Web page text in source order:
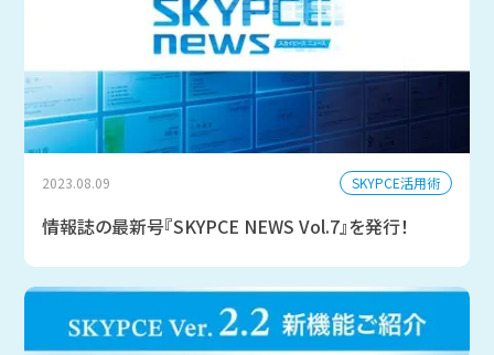
2023.08.09 SKYPCE活用術
情報誌の最新号『SKYPCE NEWS Vol.7』を発行！